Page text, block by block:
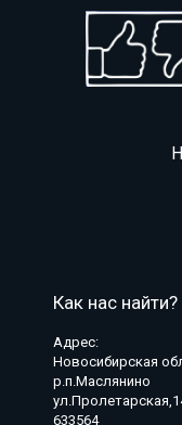
Как нас найти?
Адрес:
Новосибирская
р.п.Маслянино
633564